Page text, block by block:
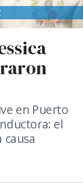
en Puerto
el